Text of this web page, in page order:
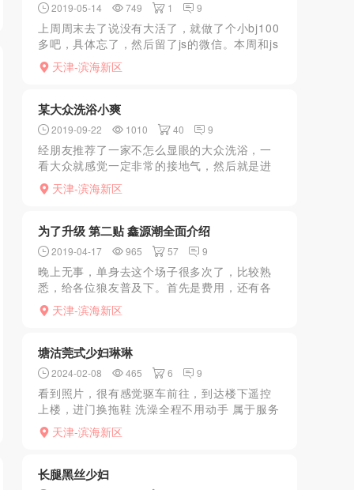
2019-05-14 749 1 9
上周周末去了说没有大活了，就做了个小bj100
多吧，具体忘了，然后留了js的微信。本周和js
聊天时说大活开了就过去了，不过就3个人，去
的时候有一个在干活，选了年轻点的，后来知
天津-滨海新区
某大众洗浴小爽
2019-09-22 1010 40 9
经朋友推荐了一家不怎么显眼的大众洗浴，一
看大众就感觉一定非常的接地气，然后就是进
门换鞋拿牌洗澡一套流程，里面洗澡的顾客大
都是老大爷，真的是太大众了，洗澡更衣的地
天津-滨海新区
为了升级 第二贴 鑫源潮全面介绍
2019-04-17 965 57 9
晚上无事，单身去这个场子很多次了，比较熟
悉，给各位狼友普及下。首先是费用，还有各
种加这个那个的，自己看，都有价格。这边有
两种技师一种小活，一种大活。一般二楼和三
天津-滨海新区
塘沽莞式少妇琳琳
2024-02-08 465 6 9
看到照片，很有感觉驱车前往，到达楼下遥控
上楼，进门换拖鞋 洗澡全程不用动手 属于服务
系，目测小少妇踩着高跟鞋170 腿修长玩腿的
可以满足了，大的烦了可以享受享受花式不紧
天津-滨海新区
长腿黑丝少妇